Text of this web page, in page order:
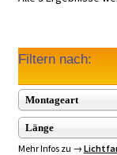
Filtern nach:
Montageart
Länge
Mehr Infos zu →